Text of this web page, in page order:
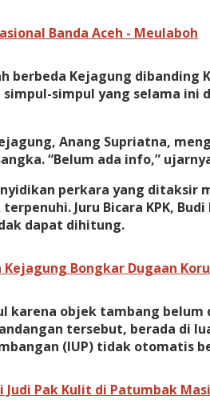
Banda Aceh - Meulaboh
berbeda Kejagung dibanding
simpul yang selama
Anang Supriatna,
“Belum ada info,”
perkara yang
Juru Bicara KPK,
dapat dihitung.
Kejagung Bongkar Dugaan
karena objek tambang
tersebut, berada di
(IUP) tidak otomatis
Judi Pak Kulit di Patumbak